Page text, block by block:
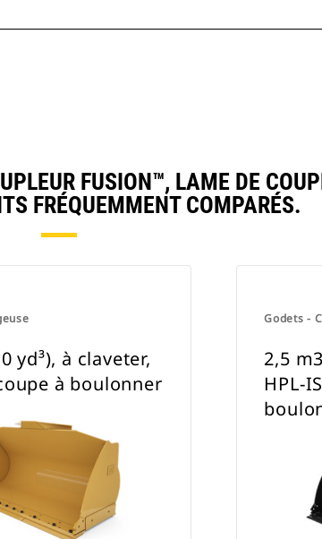
FUSION™, LAME DE
FRÉQUEMMENT COMPARÉS.
yd³), à claveter,
à boulonner
Godets -
2,5
HPL-